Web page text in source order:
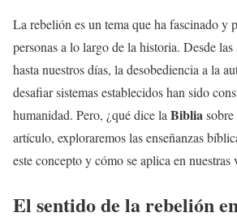
La rebelión es un tema que ha fascinado y
personas a lo largo de la historia. Desde
hasta nuestros días, la desobediencia a la
desafiar sistemas establecidos han sido
humanidad. Pero, ¿qué dice la Biblia
artículo, exploraremos las enseñanzas
este concepto y cómo se aplica en nuestras
El sentido de la rebelión